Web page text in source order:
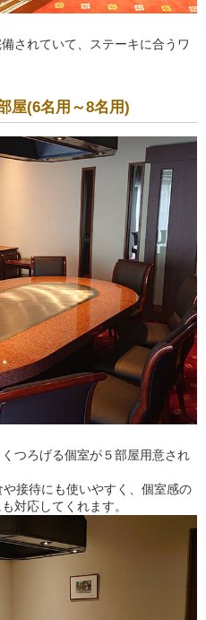
されていて、ステーキに合うワ
屋(6名用～8名用)
つろげる個室が５部屋用意され
接待にも使いやすく、個室感の
対応してくれます。